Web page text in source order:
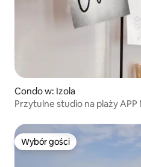
Condo w: Izola
Przytulne studio na plaży
Wybór gości
Wybór gości